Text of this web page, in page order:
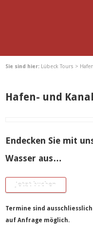
Sie sind hier: Lübeck Tours >
Hafen- und
Endecken Sie mit
Wasser aus…
Jetzt buchen
Termine sind
auf Anfrage möglich.